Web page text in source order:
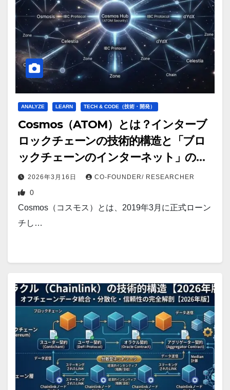
ANALYZE LEARN TECH & CODE（技術・開発）
Cosmos（ATOM）とは？インターブ
ロックチェーンの技術的構造と「ブロ
ックチェーンのインターネット」の完
全解剖【2026年版】
2026年3月16日 CO-FOUNDER/ RESEARCHER
0
Cosmos（コスモス）とは、2019年3月に正式ローン
チし…